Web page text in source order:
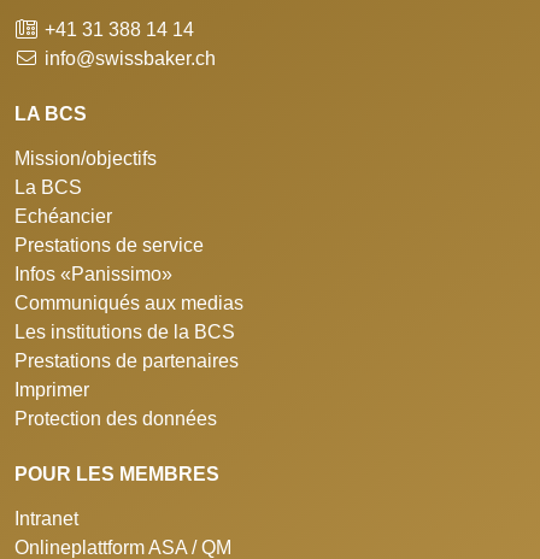
+41 31 388 14 14
info@swissbaker.ch
LA BCS
Mission/objectifs
La BCS
Echéancier
Prestations de service
Infos «Panissimo»
Communiqués aux medias
Les institutions de la BCS
Prestations de partenaires
Imprimer
Protection des données
POUR LES MEMBRES
Intranet
Onlineplattform ASA / QM